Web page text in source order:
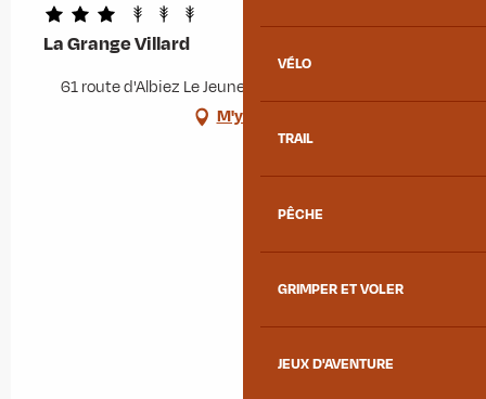
VÉLO
TRAIL
PÊCHE
GRIMPER ET VOLER
JEUX D'AVENTURE
La Grange Villard
61 route d'Albiez Le Jeune, 73300 Albiez-Montrond
M'y rendre